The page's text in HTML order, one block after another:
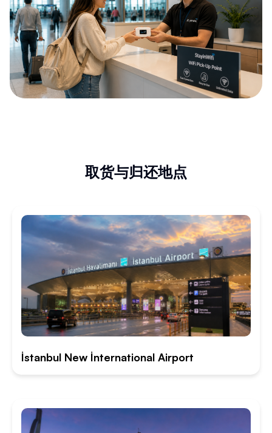
取货与归还地点
İstanbul New İnternational Airport